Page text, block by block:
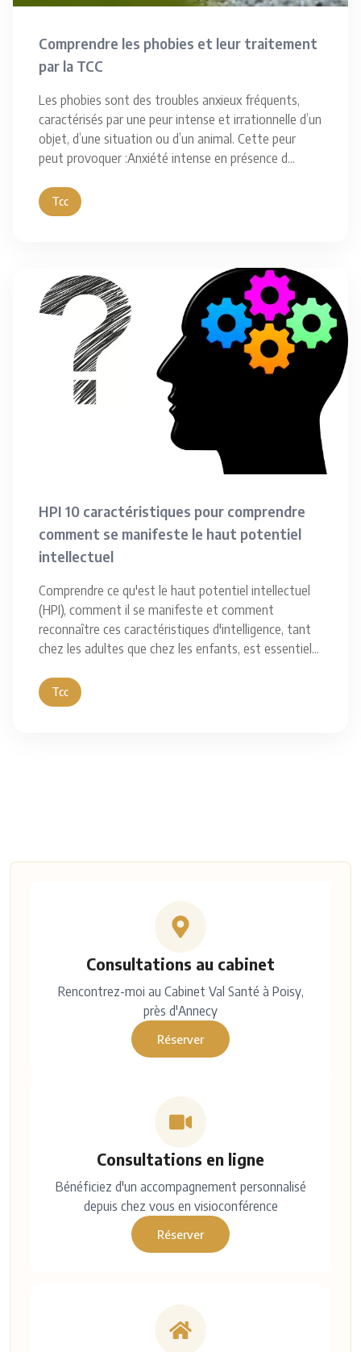
Comprendre les phobies et leur traitement
par la TCC
Les phobies sont des troubles anxieux fréquents,
caractérisés par une peur intense et irrationnelle d’un
objet, d’une situation ou d’un animal. Cette peur
peut provoquer :Anxiété intense en présence d...
Tcc
HPI 10 caractéristiques pour comprendre
comment se manifeste le haut potentiel
intellectuel
Comprendre ce qu'est le haut potentiel intellectuel
(HPI), comment il se manifeste et comment
reconnaître ces caractéristiques d'intelligence, tant
chez les adultes que chez les enfants, est essentiel ...
Tcc
Consultations au cabinet
Rencontrez-moi au Cabinet Val Santé à Poisy,
près d'Annecy
Réserver
Consultations en ligne
Bénéficiez d'un accompagnement personnalisé
depuis chez vous en visioconférence
Réserver